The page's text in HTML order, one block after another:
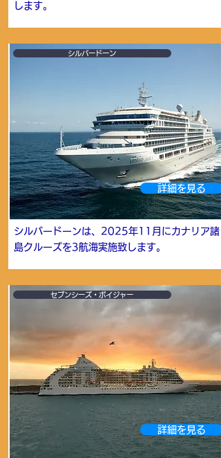
します。
シルバードーン
詳細を見る
シルバードーンは、2025年11月にカナリア諸
島クルーズを3航海実施致します。
セブンシーズ・ボイジャー
詳細を見る